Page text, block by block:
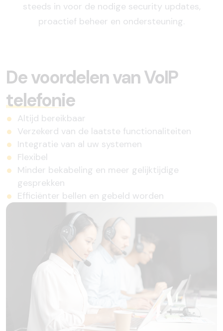
steeds in voor de nodige security updates,
proactief beheer en ondersteuning.
De voordelen van VoIP
telefonie
Altijd bereikbaar
Verzekerd van de laatste functionaliteiten
Integratie van al uw systemen
Flexibel
Minder bekabeling en meer gelijktijdige
gesprekken
Efficiënter bellen en gebeld worden